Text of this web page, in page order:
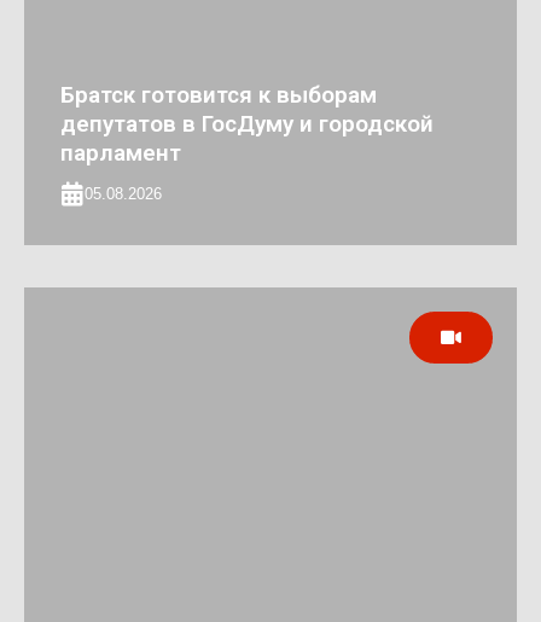
Братск готовится к выборам
депутатов в ГосДуму и городской
парламент
05.08.2026